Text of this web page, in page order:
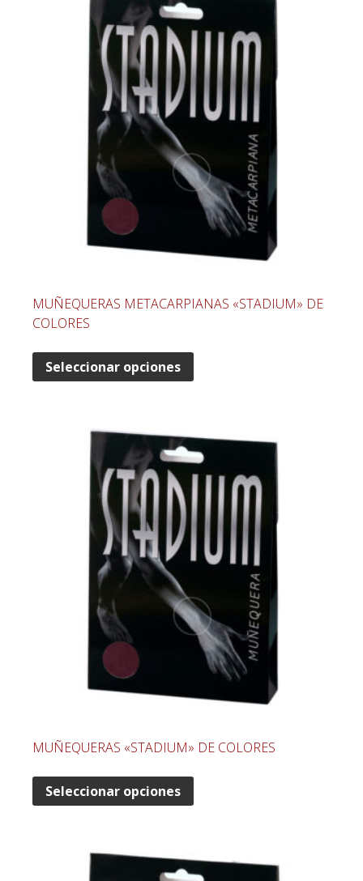
MUÑEQUERAS METACARPIANAS «STADIUM» DE
COLORES
Seleccionar opciones
MUÑEQUERAS «STADIUM» DE COLORES
Seleccionar opciones